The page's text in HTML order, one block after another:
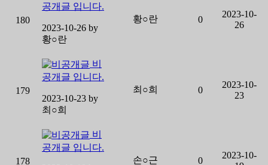
180
공개글 입니다.
2023-10-26 by
황○란
황○란 0
2023-10-
26
179
비
공개글 입니다.
2023-10-23 by
최○희
최○희 0
2023-10-
23
178
비
공개글 입니다.
손○근 0
2023-10-